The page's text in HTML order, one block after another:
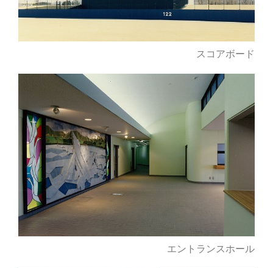
スコアボード
エントランスホール